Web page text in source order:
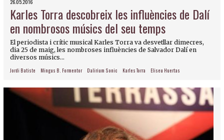
26.05.2016
Karles Torra descobreix les influències de Dalí
en nombrosos músics del seu temps
El periodista i crític musical Karles Torra va desvetllar dimecres,
dia 25 de maig, les nombroses influències de Salvador Dalí en
diversos músics...
Jordi Batiste Mingus B. Formentor Dalirium Sonic Karles Torra Eliseu Huertas